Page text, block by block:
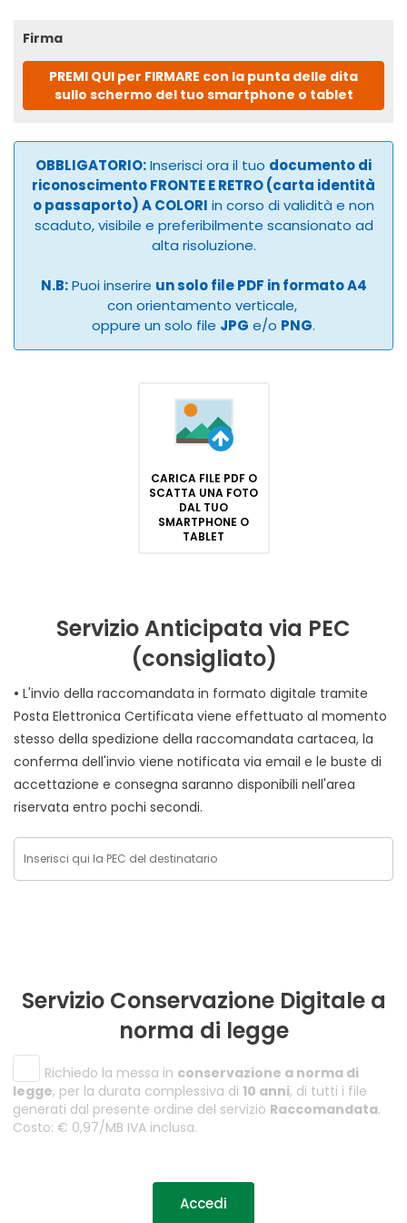
Firma
PREMI QUI per FIRMARE con la punta delle dita
sullo schermo del tuo smartphone o tablet
OBBLIGATORIO:Inserisci ora il tuo documento di
riconoscimento FRONTE E RETRO (carta identità
o passaporto) A COLORI in corso di validità e non
scaduto, visibile e preferibilmente scansionato ad
alta risoluzione.
N.B:Puoi inserire un solo file PDF in formato A4
con orientamento verticale,
oppure un solo file JPG e/o PNG.
CARICA FILE PDF O
SCATTA UNA FOTO
DAL TUO
SMARTPHONE O
TABLET
Servizio Anticipata via PEC
(consigliato)
• L'invio della raccomandata in formato digitale tramite
Posta Elettronica Certificata viene effettuato al momento
stesso della spedizione della raccomandata cartacea, la
conferma dell'invio viene notificata via email e le buste di
accettazione e consegna saranno disponibili nell'area
riservata entro pochi secondi.
Servizio Conservazione Digitale a
norma di legge
Richiedo la messa in conservazione a norma di
legge, per la durata complessiva di 10 anni, di tutti i file
generati dal presente ordine del servizio Raccomandata.
Costo: € 0,97/MB IVA inclusa.
Accedi